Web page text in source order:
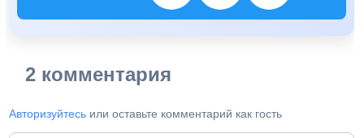
2 комментария
Авторизуйтесь или оставьте комментарий как гость